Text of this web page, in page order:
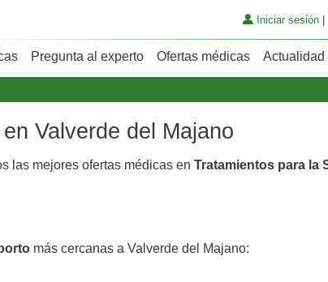
Iniciar sesión|
Pregunta al experto Ofertas médicas Actualidad
Valverde del Majano
las mejores ofertas médicas en Tratamientos para la
más cercanas a Valverde del Majano: